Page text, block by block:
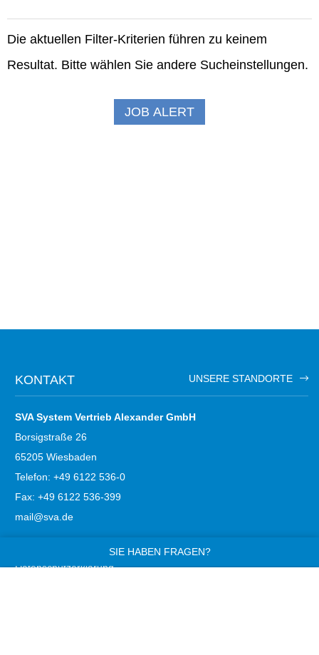
SIE HABEN FRAGEN?
Die aktuellen Filter-Kriterien führen zu keinem
Resultat. Bitte wählen Sie andere Sucheinstellungen.
JOB ALERT
KONTAKT UNSERE STANDORTE
SVA System Vertrieb Alexander GmbH
Borsigstraße 26
65205 Wiesbaden
Telefon: +49 6122 536-0
Fax: +49 6122 536-399
mail@sva.de
Datenschutzerklärung